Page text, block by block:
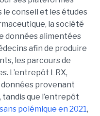
le conseil et les études
la société
données alimentées
afin de produire
les parcours de
L’entrepôt LRX,
données provenant
tandis que l’entrepôt
polémique en 2021,